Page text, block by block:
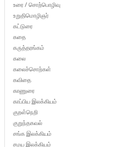
உரை / சொற்பொழிவு
உறுதிமொழிஞர்
கட்டுரை
கதை
கருத்தரங்கம்
கலை
கலைச்சொற்கள்
கவிதை
காணுரை
காப்பிய இலக்கியம்
குறள்நெறி
குறுந்தகவல்
சங்க இலக்கியம்
சமய இலக்கியம்